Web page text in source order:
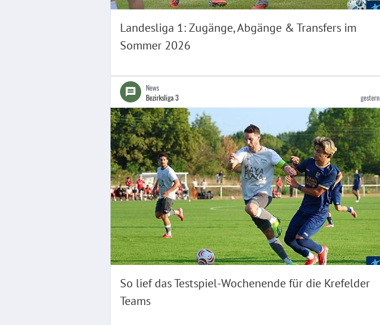
Landesliga 1: Zugänge, Abgänge & Transfers im
Sommer 2026
News
Bezirksliga 3
gestern
So lief das Testspiel-Wochenende für die Krefelder
Teams